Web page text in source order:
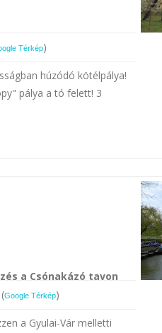
Térkép)
húzódó kötélpálya!
pálya a tó felett! 3
a Csónakázó tavon
Google Térkép)
a Gyulai-Vár melletti